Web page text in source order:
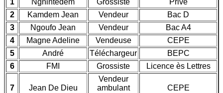
1
Ngnintedem
Grossiste
Privé
2
Kamdem Jean Vendeur
Bac D
3
Ngoufo Jean Vendeur
Bac A4
4
Magne Adeline Vendeuse
CEPE
5
André Téléchargeur
BEPC
6
FMI Grossiste Licence ès Lettres
7 Jean De Dieu
Vendeur
ambulant
CEPE